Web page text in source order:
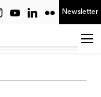
Newsletter